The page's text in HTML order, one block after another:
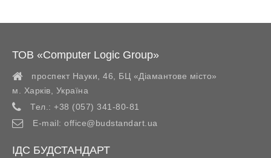
ТОВ «Computer Logic Group»
проспект Науки, 46, БЦ «Діамантове місто»
м. Харків
Україна
Тел.: +38 (057) 341-80-81
E-mail: office@budstandart.ua
ІДС БУДСТАНДАРТ